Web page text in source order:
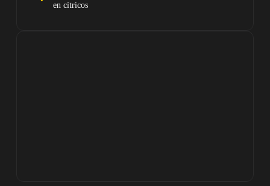
en cítricos